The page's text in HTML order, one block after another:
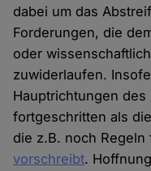
dabei um das
Forderungen, die
oder
zuwiderlaufen.
Hauptrichtungen
fortgeschritten als
die z.B. noch Regeln
vorschreibt.